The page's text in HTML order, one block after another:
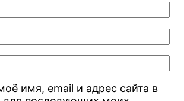
имя, email и адрес сайта в